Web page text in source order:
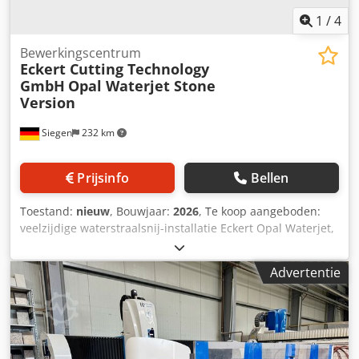
1 /4
Siegen 232 km
Bewerkingscentrum
Eckert Cutting Technology
GmbH Opal Waterjet Stone
Version
Prijsinfo Bellen
Toestand: nieuw, Bouwjaar: 2026, Te koop aangeboden:
veelzijdige waterstraalsnij-installatie Eckert Opal Waterjet,
ideaal voor de bewerking van steen (natuursteen, marmer,
graniet), maar ook geschikt voor diverse andere
materialen. Waterstraalsnijden gebeurt volledig zonder
thermische belasting, waardoor uiterst precieze en schone
snijkanten ontstaan. Zeer geschikt voor complexe
contouren, inlegwerken, uitsparingen of veeleisende
vormen in steen. 🛠 Technische gegevens & uitrusting
Advertentie